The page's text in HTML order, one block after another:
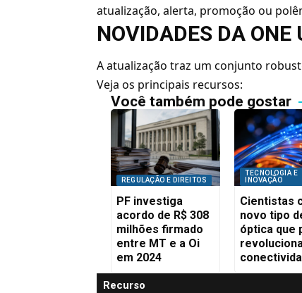
atualização, alerta, promoção ou
NOVIDADES DA ONE
A atualização traz um conjunto
Veja os principais recursos:
Você também pode gostar
REGULAÇÃO E DIREITOS
PF investiga
acordo de R$ 308
milhões firmado
entre MT e a Oi
em 2024
TECNOLOGIA E
INOVAÇÃO
Cientistas
novo tipo
óptica que
Recurso